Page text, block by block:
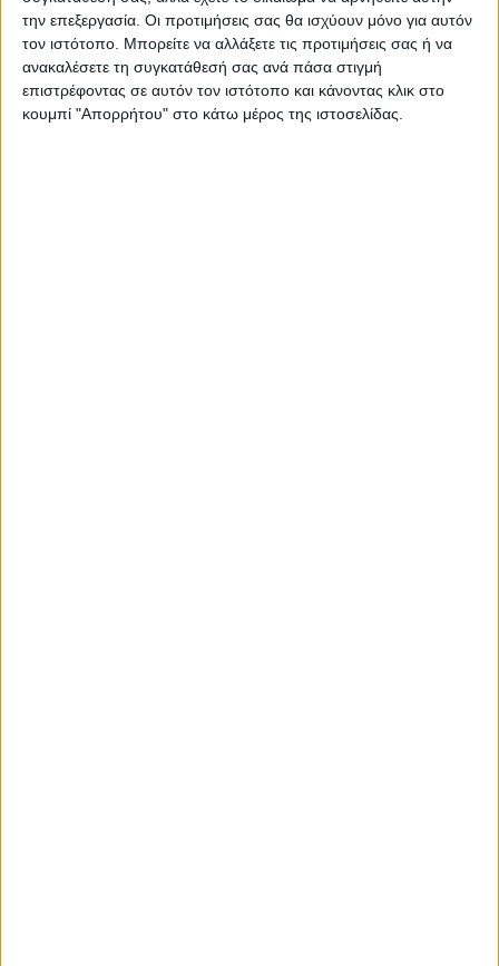
την επεξεργασία. Οι προτιμήσεις σας θα ισχύουν μόνο για αυτόν
τον ιστότοπο. Μπορείτε να αλλάξετε τις προτιμήσεις σας ή να
ανακαλέσετε τη συγκατάθεσή σας ανά πάσα στιγμή
επιστρέφοντας σε αυτόν τον ιστότοπο και κάνοντας κλικ στο
κουμπί "Απορρήτου" στο κάτω μέρος της ιστοσελίδας.
https://neosagon.gr
Η Αρχαιότερη Καθημερινή Πρωινή Εφημερίδα της Καρδίτσας